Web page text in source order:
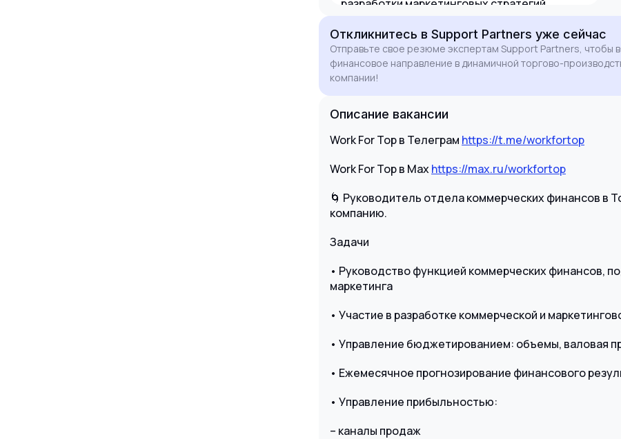
разработки маркетинговых стратегий
компании и помогут в достижении
амбициозных финансовых целей.
Откликнитесь в Support Partners уже сейчас
Отправьте свое резюме экспертам Support Partners, чтобы
финансовое направление в динамичной торгово-
компании!
Описание вакансии
Work For Top в Телеграм https://t.me/workfortop
Work For Top в Maxhttps://max.ru/workfortop
🌀 Руководитель отдела коммерческих финансов в
компанию.
Задачи
• Руководство функцией коммерческих финансов,
маркетинга
• Участие в разработке коммерческой и
• Управление бюджетированием: объемы, валовая
• Ежемесячное прогнозирование финансового
• Управление прибыльностью:
– каналы продаж